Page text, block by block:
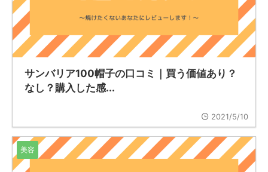
サンバリア100帽子の口コミ｜買う価値あり？
なし？購入した感...
2021/5/10
美容